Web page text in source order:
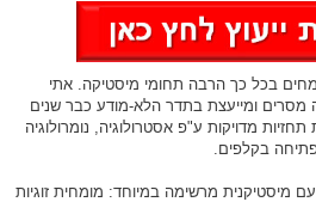
בכל כך הרבה תחומי מיסטיקה. אתי
ומייעצת בתדר הלא-מודע כבר שנים
מדויקות ע"פ אסטרולוגיה, נומרולוגיה
בקלפים.
מיסטיקנית מרשימה במיוחד: מומחית זוגיות